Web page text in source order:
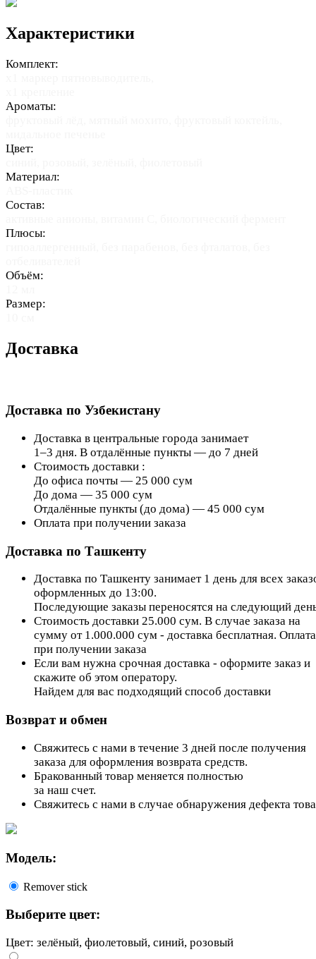
Характеристики
Комплект:
Ароматы:
Цвет:
Материал:
Состав:
Плюсы:
Объём:
Размер:
Доставка
Доставка по Узбекистану
Доставка в центральные города занимает
1–3 дня. В отдалённые пункты — до 7 дней
Стоимость доставки :
До офиса почты — 25 000 сум
До дома — 35 000 сум
Отдалённые пункты (до дома) — 45 000 сум
Оплата при получении заказа
Доставка по Ташкенту
Доставка по Ташкенту занимает 1 день для всех
оформленных до 13:00.
Последующие заказы переносятся на следующий
Стоимость доставки 25.000 сум. В случае заказа на
сумму от 1.000.000 сум - доставка бесплатная. Оплата
при получении заказа
Если вам нужна срочная доставка - оформите заказ и
скажите об этом оператору.
Найдем для вас подходящий способ доставки
Возврат и обмен
Свяжитесь с нами в течение 3 дней после получения
заказа для оформления возврата средств.
Бракованный товар меняется полностью
за наш счет.
Свяжитесь с нами в случае обнаружения дефекта
Модель:
Remover stick
Выберите цвет:
Цвет: зелёный, фиолетовый, синий, розовый